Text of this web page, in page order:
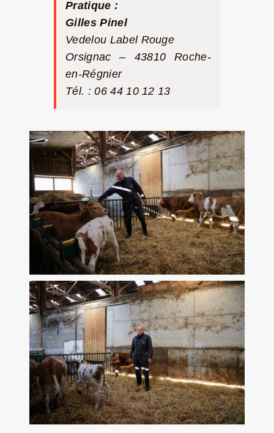
Pratique :
Gilles Pinel
Vedelou Label Rouge
Orsignac – 43810 Roche-
en-Régnier
Tél. : 06 44 10 12 13